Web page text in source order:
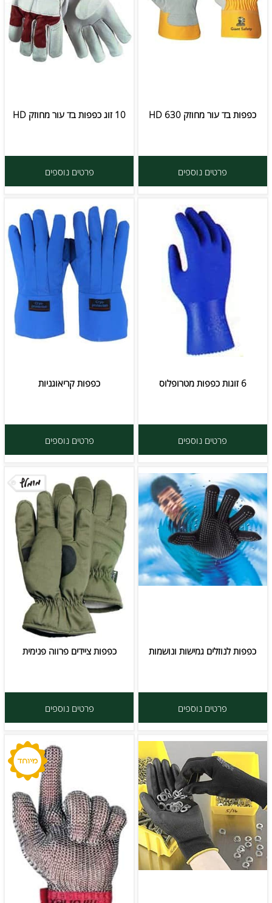
כפפות בד עור מחוזק HD 630
פרטים נוספים
10 זוג כפפות בד עור מחוזק HD
פרטים נוספים
6 זוגות כפפות מטרופלוס
פרטים נוספים
כפפות קריאוגניות
פרטים נוספים
כפפות לנוזלים גמישות ונושמות
פרטים נוספים
כפפות ציידים פרווה פנימית
פרטים נוספים